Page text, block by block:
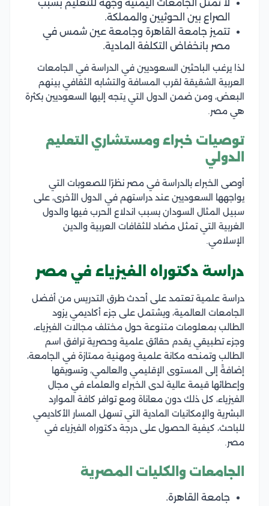
لا تمثل الجامعات اليمنية وجهة للتعليم بسبب
الصراع بين الحوثيين والمملكة.
تتميز جامعة القاهرة وجامعة عين شمس في
مصر بانخفاض التكلفة المادية.
لذا يرغب الباحثين السعوديين في الدراسة في الجامعات
العربية الشقيقة لقرب المسافة والتشابه الثقافي بينهم
البعض، ومن ضمن الدول التي يتجه إليها السعوديين بكثرة
هي مصر.
توصيات خبراء ومستشاري التعليم
الدولي
أوصى الخبراء بالدراسة في مصر نظرًا للصعوبات التي
يواجهها السعوديين عند دراستهم في الدول الأخرى، على
سبيل المثال السودان بسبب اندلاع الحرب فيها والدول
الغربية التي تمثل مضاد للثقافات العربية والدين
الإسلامي.
دراسة دكتوراه الفيزياء في مصر
دراسة علمية تعتمد على أحدث طرق التدريس من أفضل
الجامعات العالمية، ويشتمل على جزء أكاديمي يزود
الطالب بمعلومات متنوعة حول مختلف مجالات الفيزياء،
وجزء تطبيقي يقدم حقائق علمية وحصرية ترافق اسم
الطالب وتمنحه مكانة علمية ومهنية ممتازة في الجامعة،
إضافةً إلى المستوى الإقليمي والعالمي، وتسويقها
وإعطائها قيمة عالية لدى الخبراء والعلماء في مجال
الفيزياء، كل ذلك دون معاناة ومع توافر كافة الموارد
البشرية والإمكانيات المادية التي تسهل المسار الأكاديمي
للباحث، كيفية الحصول على درجة دكتوراه الفيزياء في
مصر.
الجامعات والكليات المصرية
جامعة القاهرة.